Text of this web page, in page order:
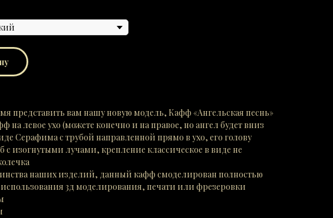
представить вам нашу новую модель, Кафф «Ангельская песнь»
на левое ухо (можете конечно и на правое, но ангел будет вниз
Серафима с трубой направленной прямо в ухо, его голову
с изогнутыми лучами, крепление классическое в виде не
наших изделий, данный кафф смоделирован полностью
3д моделирования, печати или фрезеровки